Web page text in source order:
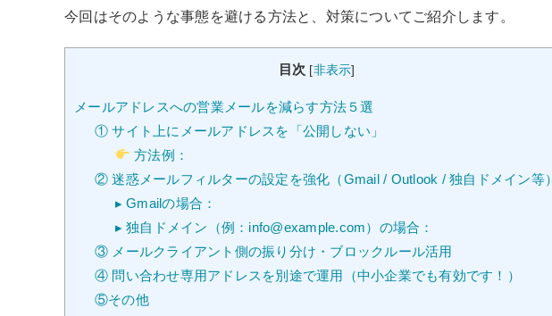
今回はそのような事態を避ける方法と、対策についてご紹介します。
目次 [非表示]
メールアドレスへの営業メールを減らす方法５選
① サイト上にメールアドレスを「公開しない」
方法例：
② 迷惑メールフィルターの設定を強化（Gmail / Outlook / 独自ドメイン等）
▸ Gmailの場合：
▸ 独自ドメイン（例：info@example.com）の場合：
③ メールクライアント側の振り分け・ブロックルール活用
④ 問い合わせ専用アドレスを別途で運用（中小企業でも有効です！）
⑤その他